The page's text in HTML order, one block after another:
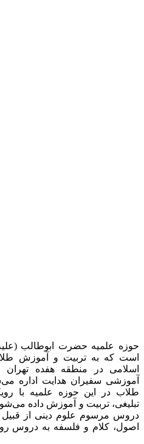
حوزه علمیه حضرت ابوطالب
است که به تربیت و آموزش
اسلامی در منطقه هفده تهران
آموزشی سفیران هدایت اداره
طلاب در این حوزه علمیه با
تبلیغی، تربیت و آموزش داده
دروس مرسوم علوم دینی از
اصول، کلام و فلسفه به دروس